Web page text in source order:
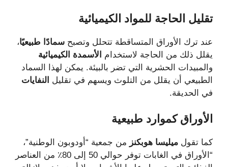
تقليل الحاجة للمواد الكيميائية
عند ترك الأوراق المتساقطة تتحلل وتصبح سمادًا طبيعيًا،
يقلل ذلك من الحاجة لاستخدام
الأسمدة الكيميائية
والمبيدات الحشرية التي تضر بالبيئة. يمكن لهذا السماد
الطبيعي أن يقلل من التلوث ويسهم في تقليل النفايات
في الحديقة.
الأوراق كموارد طبيعية
كما تقول ميليسا هوبكنز من جمعية “أودوبون الوطنية”،
“الأوراق في الغابات توفر حوالي 50 إلى 80٪ من العناصر